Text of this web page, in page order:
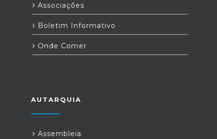
Associações
Boletim Informativo
Onde Comer
AUTARQUIA
Assembleia